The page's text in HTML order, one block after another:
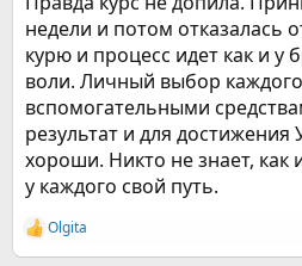
недели и потом отказалась
курю и процесс идет как и у
воли. Личный выбор
вспомогательными
результат и для достижения
хороши. Никто не знает,
у каждого свой путь.
Р
е
Olgita